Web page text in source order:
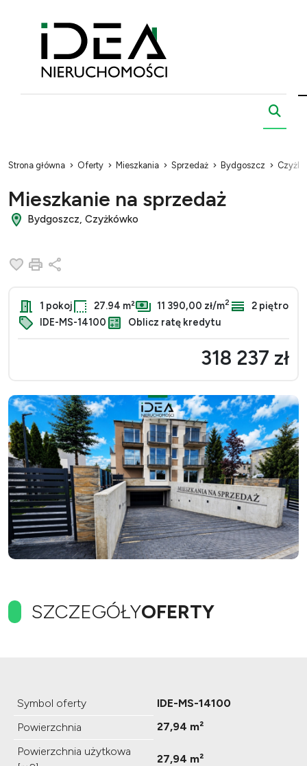
Strona główna Oferty Mieszkania Sprzedaż Bydgoszcz
Mieszkanie na sprzedaż
Bydgoszcz, Czyżkówko
Dodaj do ulubionych
Drukuj
1 pokoj 27.94 m² 11 390,00 zł/m2
2 piętro
IDE-MS-14100
Oblicz ratę kredytu
318 237 zł
SZCZEGÓŁYOFERTY
Symbol oferty
IDE-MS-14100
Powierzchnia
27,94 m²
Powierzchnia użytkowa
27,94 m²